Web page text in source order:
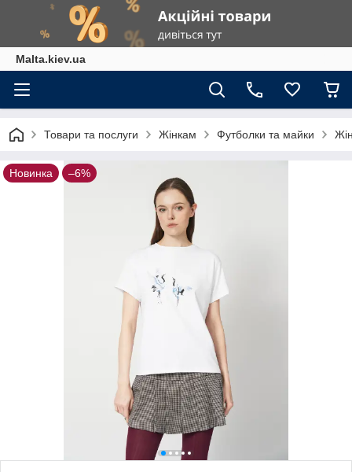
Malta.kiev.ua
Товари та послуги Жінкам Футболки та майки
Новинка –6%